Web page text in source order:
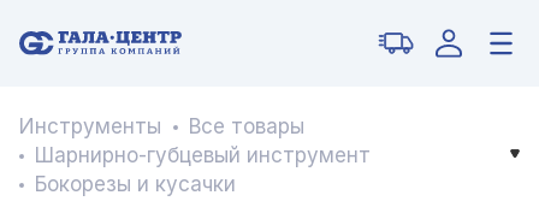
Инструменты
Все товары
Шарнирно-губцевый инструмент
Бокорезы и кусачки